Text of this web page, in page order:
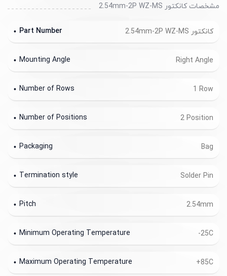
مشخصات کانکتور 2.54mm-2P WZ-MS
کانکتور 2.54mm-2P WZ-MS Part Number
Right Angle
Mounting Angle
1 Row
Number of Rows
2 Position
Number of Positions
Bag
Packaging
Solder Pin
Termination style
2.54mm
Pitch
-25C
Minimum Operating Temperature
+85C
Maximum Operating Temperature